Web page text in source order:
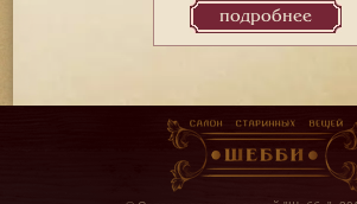
подробнее